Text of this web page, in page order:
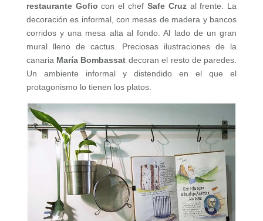
restaurante Gofiocon el chef Safe Cruzal frente. La
decoración es informal, con mesas de madera y bancos
corridos y una mesa alta al fondo. Al lado de un gran
mural lleno de cactus. Preciosas ilustraciones de la
canaria María Bombassat decoran el resto de paredes.
Un ambiente informal y distendido en el que el
protagonismo lo tienen los platos.